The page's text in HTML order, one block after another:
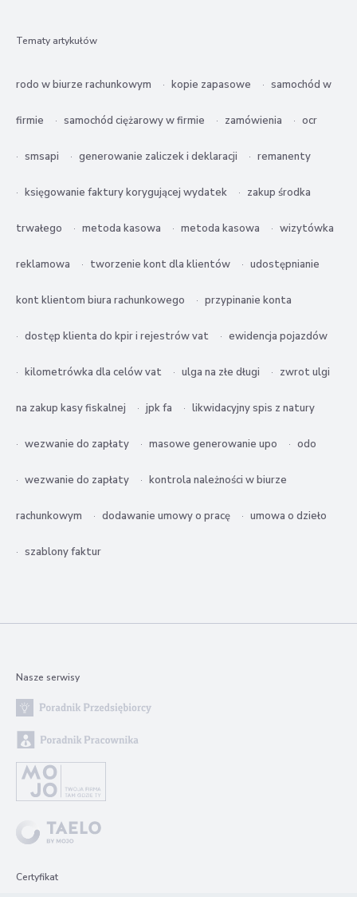
Tematy artykułów
rodo w biurze rachunkowym kopie zapasowe samochód w
firmie samochód ciężarowy w firmie zamówienia ocr
smsapi generowanie zaliczek i deklaracji remanenty
księgowanie faktury korygującej wydatek zakup środka
trwałego metoda kasowa metoda kasowa wizytówka
reklamowa tworzenie kont dla klientów udostępnianie
kont klientom biura rachunkowego przypinanie konta
dostęp klienta do kpir i rejestrów vat ewidencja pojazdów
kilometrówka dla celów vat ulga na złe długi zwrot ulgi
na zakup kasy fiskalnej jpk fa likwidacyjny spis z natury
wezwanie do zapłaty masowe generowanie upo odo
wezwanie do zapłaty kontrola należności w biurze
rachunkowym dodawanie umowy o pracę umowa o dzieło
szablony faktur
Nasze serwisy
Certyfikat